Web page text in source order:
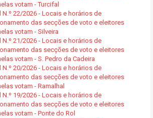
votam - Turcifal
N.º 22/2026 - Locais e horários de
das secções de voto e eleitores
votam - Silveira
N.º 21/2026 - Locais e horários de
das secções de voto e eleitores
votam - S. Pedro da Cadeira
N.º 20/2026 - Locais e horários de
das secções de voto e eleitores
votam - Ramalhal
N.º 19/2026 - Locais e horários de
das secções de voto e eleitores
votam - Ponte do Rol